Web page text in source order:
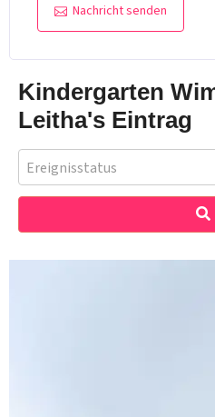
Nachricht senden
Kindergarten
Leitha's Eintrag
Ereignisstatus